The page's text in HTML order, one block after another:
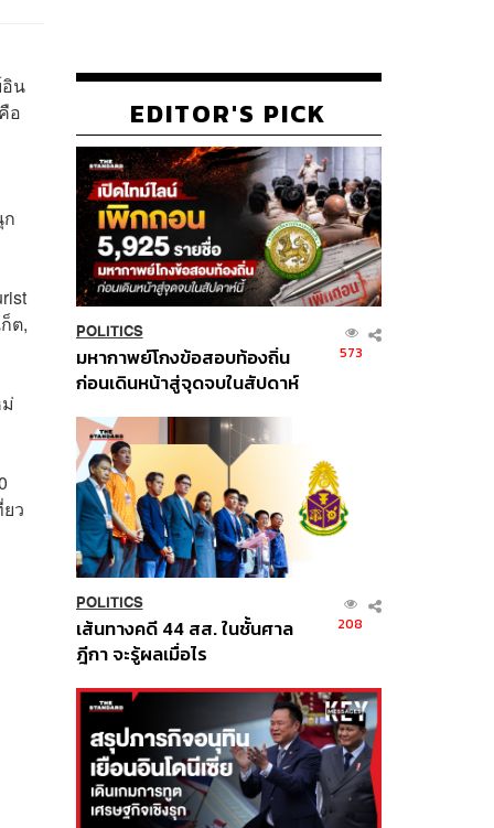
อิน
อ
ต,
ว
EDITOR'S PICK
POLITICS
มหากาพย์โกงข้อสอบท้องถิ่น
ก่อนเดินหน้าสู่จุดจบในสัปดาห์
573
POLITICS
เส้นทางคดี 44 สส. ในชั้นศาล
ฎีกา จะรู้ผลเมื่อไร
208